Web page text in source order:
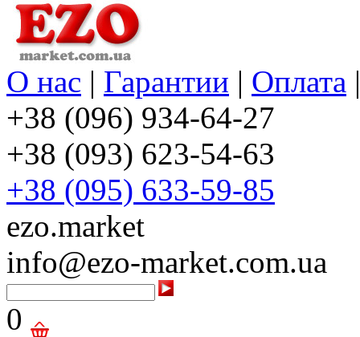
О нас | Гарантии | Оплата
+38 (096) 934-64-27
+38 (093) 623-54-63
+38 (095) 633-59-85
ezo.market
info@ezo-market.com.ua
0